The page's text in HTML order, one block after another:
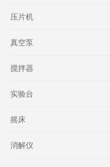
压片机
真空泵
搅拌器
实验台
摇床
消解仪